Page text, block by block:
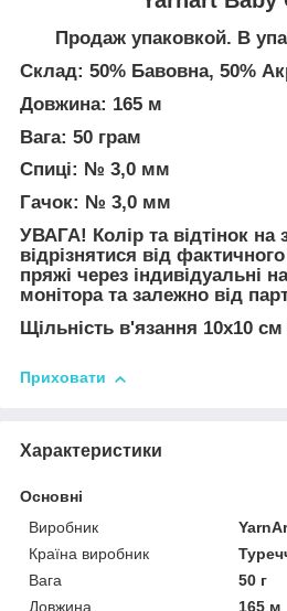
Продаж упаковкой. В
Склад: 50% Бавовна, 50%
Довжина: 165 м
Вага: 50 грам
Спиці: № 3,0 мм
Гачок: № 3,0 мм
УВАГА! Колір та відтінок на
відрізнятися від
пряжі через індивідуальні
монітора та залежно від
Щільність в'язання 10х10 см
Приховати
Характеристики
Основні
Виробник
Країна виробник
Вага
50 г
Довжина
165 м